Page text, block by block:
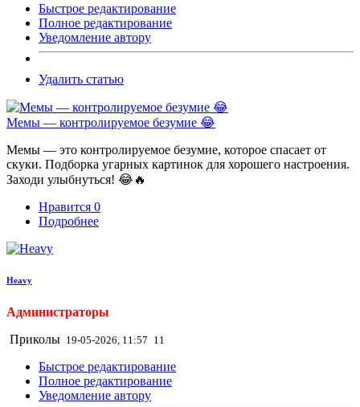
Быстрое редактирование
Полное редактирование
Уведомление автору
Удалить статью
Мемы — контролируемое безумие 😂
Мемы — это контролируемое безумие, которое спасает от
скуки. Подборка угарных картинок для хорошего настроения.
Заходи улыбнуться! 😂🔥
Нравится 0
Подробнее
Heavy
Администраторы
Приколы 19-05-2026, 11:57 11
Быстрое редактирование
Полное редактирование
Уведомление автору